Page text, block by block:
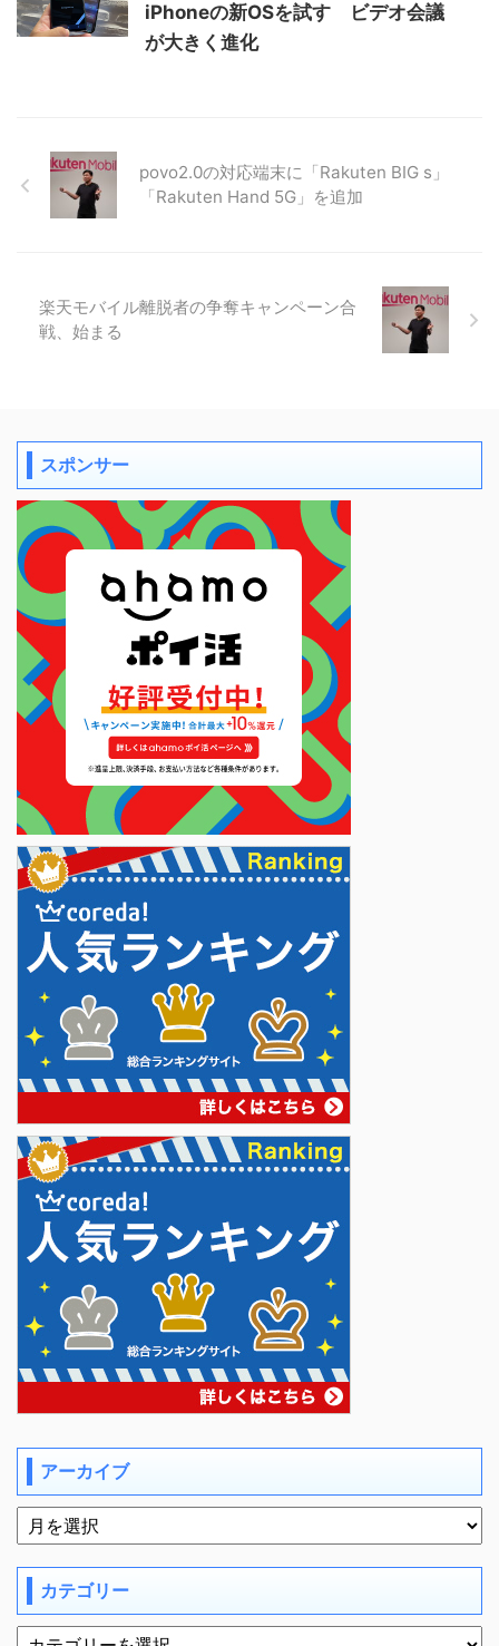
iPhoneの新OSを試す ビデオ会議
が大きく進化
povo2.0の対応端末に「Rakuten BIG s」
「Rakuten Hand 5G」を追加
楽天モバイル離脱者の争奪キャンペーン合
戦、始まる
スポンサー
アーカイブ
カテゴリー